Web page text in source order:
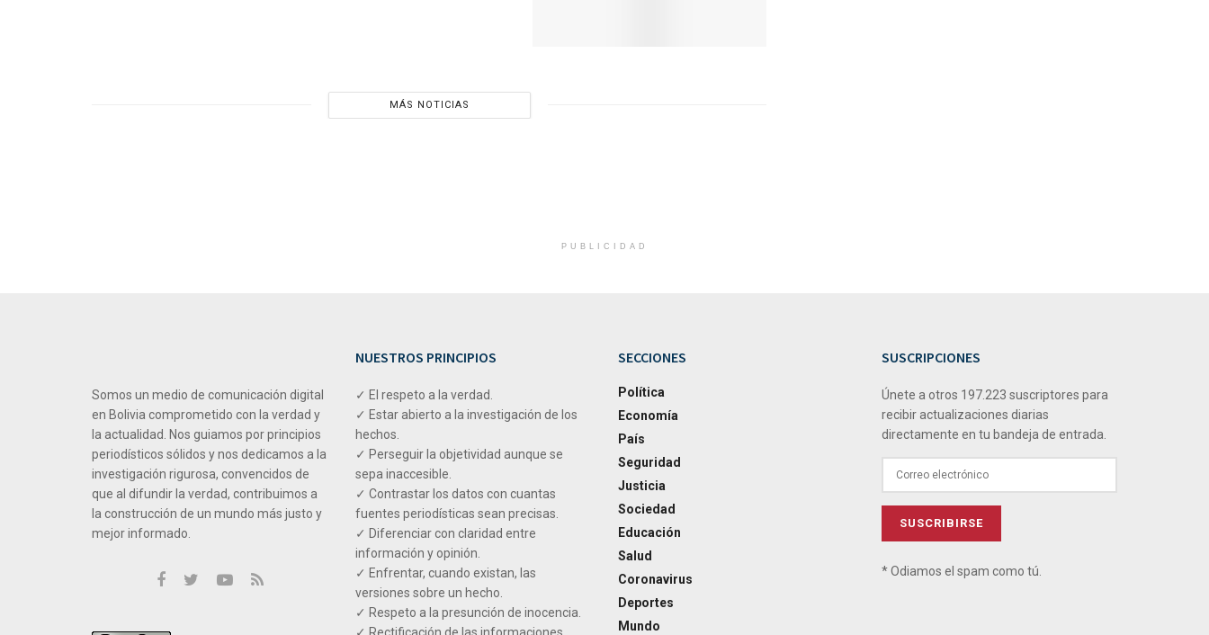
MÁS NOTICIAS
PUBLICIDAD
Somos un medio de comunicación digital
en Bolivia comprometido con la verdad y
la actualidad. Nos guiamos por principios
periodísticos sólidos y nos dedicamos a la
investigación rigurosa, convencidos de
que al difundir la verdad, contribuimos a
la construcción de un mundo más justo y
mejor informado.
NUESTROS PRINCIPIOS
✓ El respeto a la verdad.
✓ Estar abierto a la investigación de los
hechos.
✓ Perseguir la objetividad aunque se
sepa inaccesible.
✓ Contrastar los datos con cuantas
fuentes periodísticas sean precisas.
✓ Diferenciar con claridad entre
información y opinión.
✓ Enfrentar, cuando existan, las
versiones sobre un hecho.
✓ Respeto a la presunción de inocencia.
SECCIONES
Política
Economía
País
Seguridad
Justicia
Sociedad
Educación
Salud
Coronavirus
Deportes
Mundo
SUSCRIPCIONES
Únete a otros 197.223 suscriptores para
recibir actualizaciones diarias
directamente en tu bandeja de entrada.
* Odiamos el spam como tú.